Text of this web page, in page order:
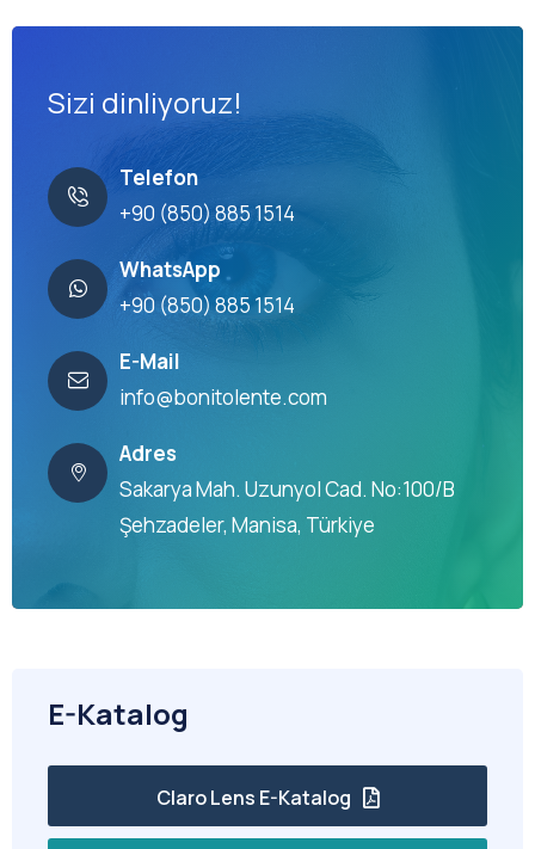
Sizi dinliyoruz!
Telefon
+90 (850) 885 1514
WhatsApp
+90 (850) 885 1514
E-Mail
info@bonitolente.com
Adres
Sakarya Mah. Uzunyol Cad. No:100/B
Şehzadeler, Manisa, Türkiye
E-Katalog
Claro Lens E-Katalog